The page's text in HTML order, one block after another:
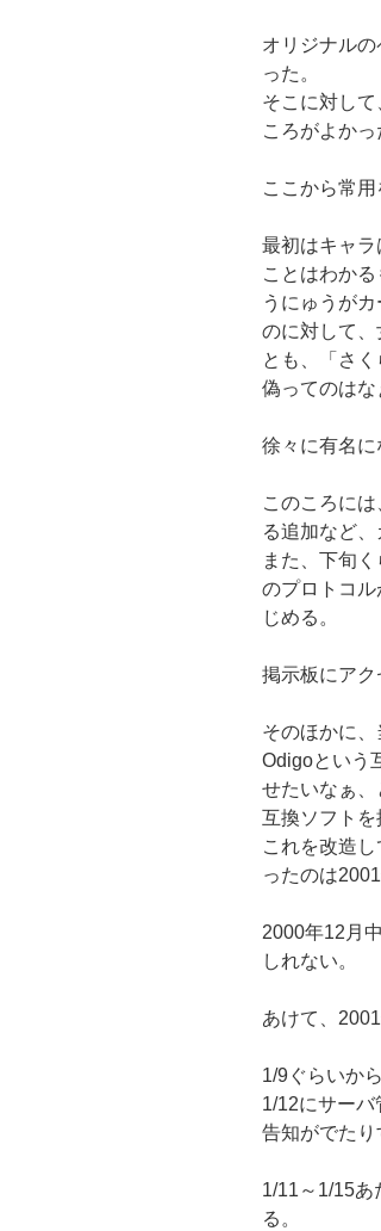
オリジナル
った。
そこに対し
ころがよかっ
ここから常用
最初はキャ
ことはわか
うにゅうが
のに対して、
とも、「さ
偽ってのはな
徐々に有名に
このころに
る追加など、
また、下旬
のプロトコ
じめる。
掲示板にアク
そのほかに
Odigoという
せたいなぁ
互換ソフトを
これを改造
ったのは
2000年12月
しれない。
あけて、2001
1/9ぐらいか
1/12にサー
告知がでたり
1/11～1/15あ
る。